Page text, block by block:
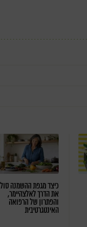
כיצד מגפת ההשמנה
את הדרך לאלצהיימר,
והפתרון של הרפואה
האינטגרטיבית